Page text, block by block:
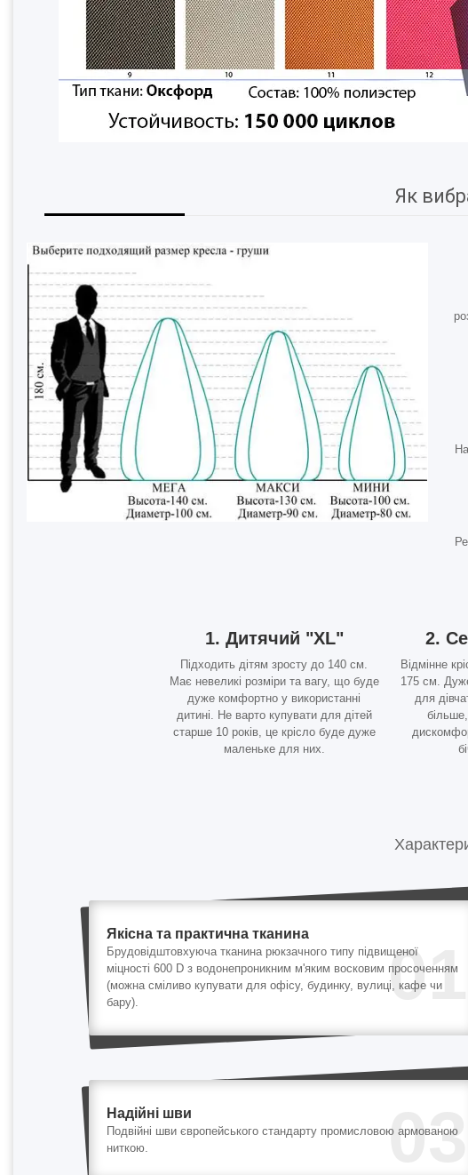
Як
1. Дитячий "XL"
Підходить дітям зросту до 140 см.
Має невеликі розміри та вагу, що буде
дуже комфортно у використанні
дитині. Не варто купувати для дітей
старше 10 років, це крісло буде дуже
маленьке для них.
2.
Відмінне
175 см.
для
01
Якісна та практична тканина
Брудовідштовхуюча тканина рюкзачного типу підвищеної
міцності 600 D з водонепроникним м'яким восковим просоченням
(можна сміливо купувати для офісу, будинку, вулиці, кафе чи
бару).
03
Надійні шви
Подвійні шви європейського стандарту промисловою армованою
ниткою.